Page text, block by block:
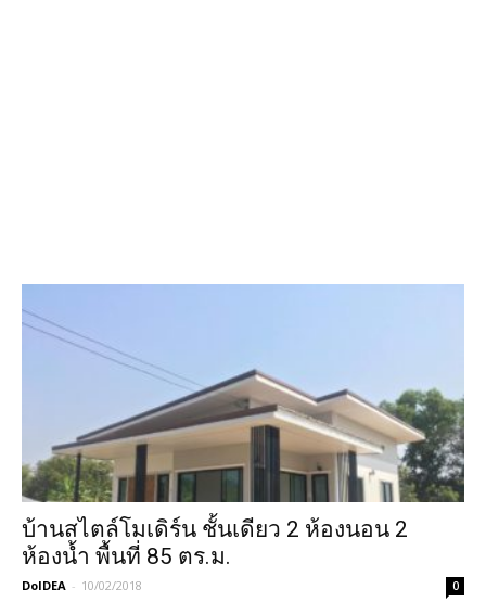
บ้านสไตล์โมเดิร์น ชั้นเดียว 2 ห้องนอน 2
ห้องน้ำ พื้นที่ 85 ตร.ม.
DoIDEA - 10/02/2018 0